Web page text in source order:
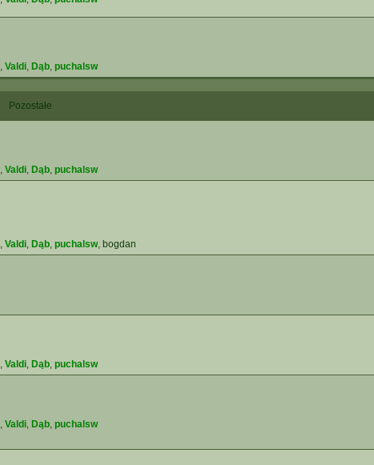
, Valdi, Dąb, puchalsw
Pozostałe
, Valdi, Dąb, puchalsw
, Valdi, Dąb, puchalsw, bogdan
, Valdi, Dąb, puchalsw
, Valdi, Dąb, puchalsw